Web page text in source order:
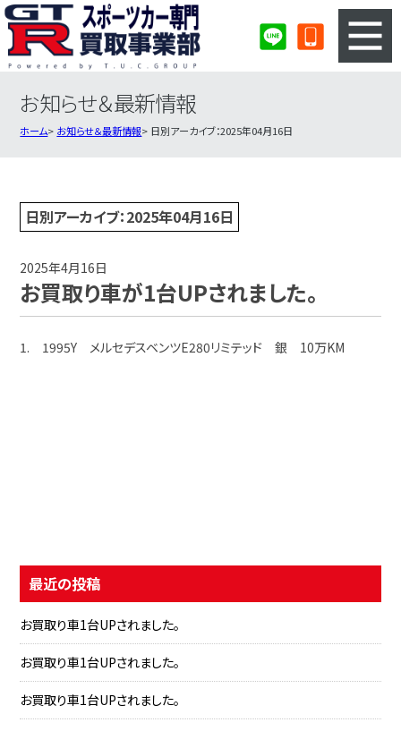
3ステップのカンタン査定
スポーツカー買取実績 会社概要・店舗紹介・MAP
お知らせ＆最新情報
ホーム お知らせ＆最新情報 日別アーカイブ：2025年04月16日
日別アーカイブ：2025年04月16日
2025年4月16日
お買取り車が1台UPされました。
1. 1995Y メルセデスベンツE280リミテッド 銀 10万KM
最近の投稿
お買取り車1台UPされました。
お買取り車1台UPされました。
お買取り車1台UPされました。